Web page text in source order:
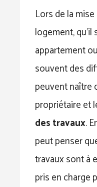
Lors de la
logement, qu’il
appartement
souvent des
peuvent naître
propriétaire et
des travaux.
peut penser
travaux sont à
pris en charge